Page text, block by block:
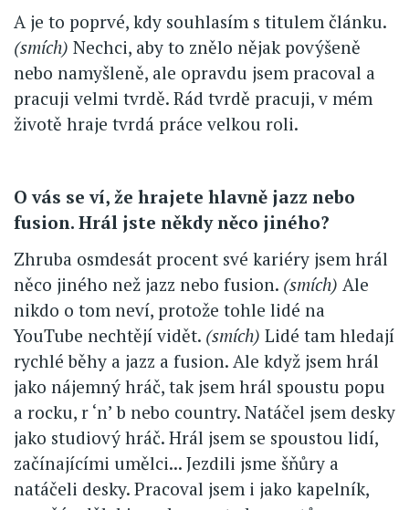
A je to poprvé, kdy souhlasím s titulem článku.
(smích) Nechci, aby to znělo nějak povýšeně
nebo namyšleně, ale opravdu jsem pracoval a
pracuji velmi tvrdě. Rád tvrdě pracuji, v mém
životě hraje tvrdá práce velkou roli.
O vás se ví, že hrajete hlavně jazz nebo
fusion. Hrál jste někdy něco jiného?
Zhruba osmdesát procent své kariéry jsem hrál
něco jiného než jazz nebo fusion. (smích) Ale
nikdo o tom neví, protože tohle lidé na
YouTube nechtějí vidět. (smích) Lidé tam hledají
rychlé běhy a jazz a fusion. Ale když jsem hrál
jako nájemný hráč, tak jsem hrál spoustu popu
a rocku, r ‘n’ b nebo country. Natáčel jsem desky
jako studiový hráč. Hrál jsem se spoustou lidí,
začínajícími umělci... Jezdili jsme šňůry a
natáčeli desky. Pracoval jsem i jako kapelník,